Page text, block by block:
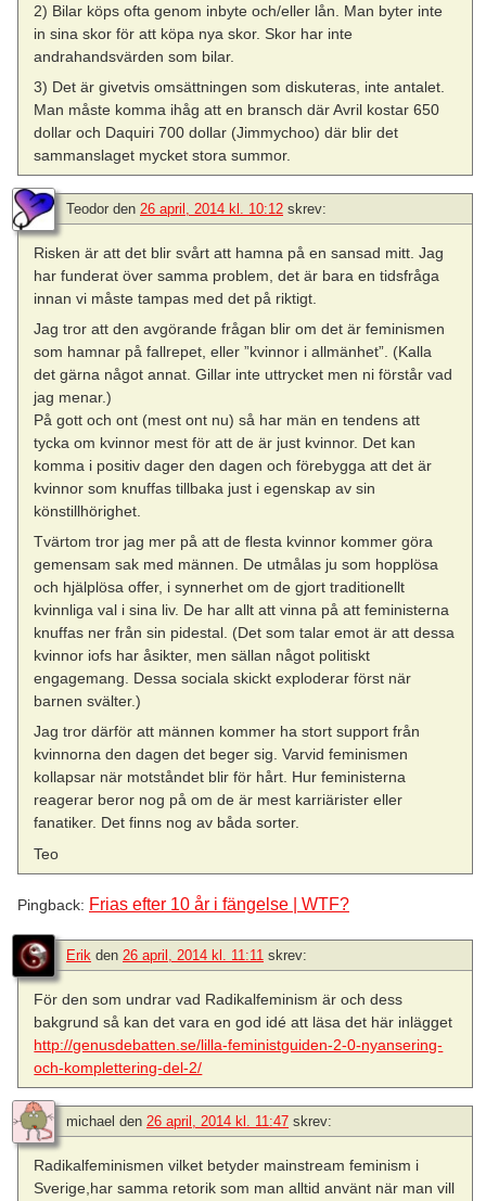
2) Bilar köps ofta genom inbyte och/eller lån. Man byter inte
in sina skor för att köpa nya skor. Skor har inte
andrahandsvärden som bilar.
3) Det är givetvis omsättningen som diskuteras, inte antalet.
Man måste komma ihåg att en bransch där Avril kostar 650
dollar och Daquiri 700 dollar (Jimmychoo) där blir det
sammanslaget mycket stora summor.
Teodor den 26 april, 2014 kl. 10:12 skrev:
Risken är att det blir svårt att hamna på en sansad mitt. Jag
har funderat över samma problem, det är bara en tidsfråga
innan vi måste tampas med det på riktigt.
Jag tror att den avgörande frågan blir om det är feminismen
som hamnar på fallrepet, eller ”kvinnor i allmänhet”. (Kalla
det gärna något annat. Gillar inte uttrycket men ni förstår vad
jag menar.)
På gott och ont (mest ont nu) så har män en tendens att
tycka om kvinnor mest för att de är just kvinnor. Det kan
komma i positiv dager den dagen och förebygga att det är
kvinnor som knuffas tillbaka just i egenskap av sin
könstillhörighet.
Tvärtom tror jag mer på att de flesta kvinnor kommer göra
gemensam sak med männen. De utmålas ju som hopplösa
och hjälplösa offer, i synnerhet om de gjort traditionellt
kvinnliga val i sina liv. De har allt att vinna på att feministerna
knuffas ner från sin pidestal. (Det som talar emot är att dessa
kvinnor iofs har åsikter, men sällan något politiskt
engagemang. Dessa sociala skickt exploderar först när
barnen svälter.)
Jag tror därför att männen kommer ha stort support från
kvinnorna den dagen det beger sig. Varvid feminismen
kollapsar när motståndet blir för hårt. Hur feministerna
reagerar beror nog på om de är mest karriärister eller
fanatiker. Det finns nog av båda sorter.
Teo
Pingback: Frias efter 10 år i fängelse | WTF?
Erik den 26 april, 2014 kl. 11:11 skrev:
För den som undrar vad Radikalfeminism är och dess
bakgrund så kan det vara en god idé att läsa det här inlägget
http://genusdebatten.se/lilla-feministguiden-2-0-nyansering-
och-komplettering-del-2/
michael den 26 april, 2014 kl. 11:47 skrev:
Radikalfeminismen vilket betyder mainstream feminism i
Sverige,har samma retorik som man alltid använt när man vill